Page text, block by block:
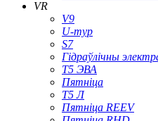
VR
V9
U-тур
S7
Гідраўлічны
Т5 ЭВА
Пятніца
Т5 Л
Пятніца REEV